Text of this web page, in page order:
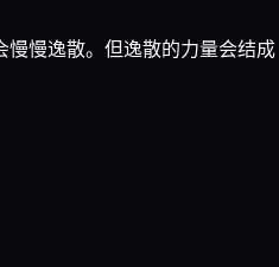
慢逸散。但逸散的力量会结